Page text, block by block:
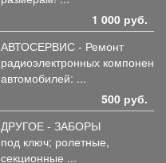
1 000 руб.
АВТОСЕРВИС - Ремонт
радиоэлектронных
автомобилей: ...
500 руб.
ДРУГОЕ - ЗАБОРЫ
под ключ; ролетные,
секционные ...